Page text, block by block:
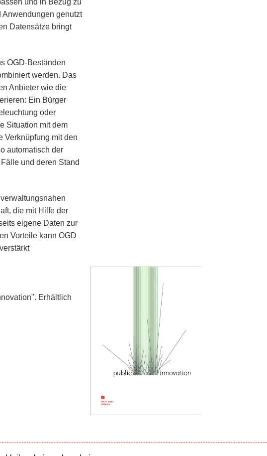
genutzt
Datensätze bringt
OGD-Beständen
werden. Das
Anbieter wie die
Ein Bürger
oder
Situation mit dem
Verknüpfung mit den
automatisch der
und deren Stand
die mit Hilfe der
eigene Daten zur
Vorteile kann OGD
Erhältlich